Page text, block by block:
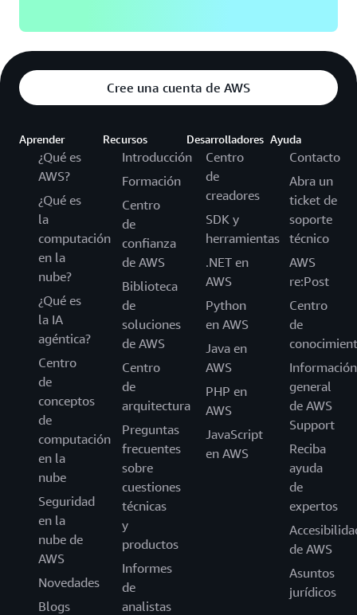
Cree una cuenta de AWS
Aprender
¿Qué es
AWS?
¿Qué es
la
computación
en la
nube?
¿Qué es
la IA
agéntica?
Centro
de
conceptos
de
computación
en la
nube
Seguridad
en la
nube de
AWS
Novedades
Blogs
Recursos
Introducción
Formación
Centro
de
confianza
de AWS
Biblioteca
de
soluciones
de AWS
Centro
de
arquitectura
Preguntas
frecuentes
sobre
cuestiones
técnicas
y
productos
Informes
de
analistas
Desarrolladores
Centro
de
creadores
SDK y
herramientas
.NET en
AWS
Python
en AWS
Java en
AWS
PHP en
AWS
JavaScript
en AWS
Ayuda
Contacto
Abra un
ticket de
soporte
técnico
AWS
re:Post
Centro
de
Información
general
de AWS
Support
Reciba
ayuda
de
expertos
de AWS
Asuntos
jurídicos